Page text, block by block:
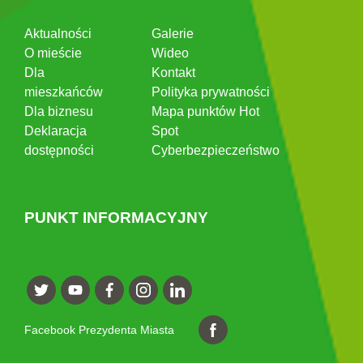
Aktualności
O mieście
Dla
mieszkańców
Dla biznesu
Deklaracja
dostępności
Galerie
Wideo
Kontakt
Polityka prywatności
Mapa punktów Hot
Spot
Cyberbezpieczeństwo
PUNKT INFORMACYJNY
Facebook Prezydenta Miasta